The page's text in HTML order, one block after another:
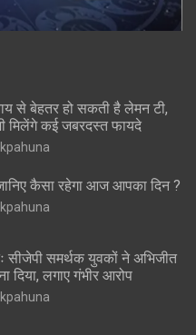
से बेहतर हो सकती है लेमन टी,
मिलेंगे कई जबरदस्त फायदे
कैसा रहेगा आज आपका दिन ?
सीजेपी समर्थक युवकों ने अभिजीत
दिया, लगाए गंभीर आरोप